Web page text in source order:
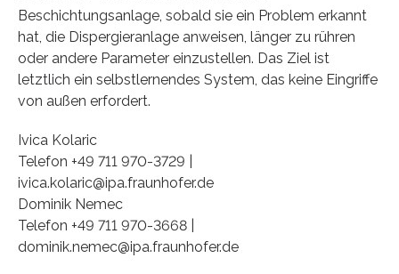
Beschichtungsanlage, sobald sie ein Problem erkannt
hat, die Dispergieranlage anweisen, länger zu rühren
oder andere Parameter einzustellen. Das Ziel ist
letztlich ein selbstlernendes System, das keine Eingriffe
von außen erfordert.
Ivica Kolaric
Telefon +49 711 970-3729 |
ivica.kolaric@ipa.fraunhofer.de
Dominik Nemec
Telefon +49 711 970-3668 |
dominik.nemec@ipa.fraunhofer.de